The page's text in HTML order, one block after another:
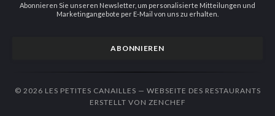
Abonnieren Sie unseren Newsletter, um personalisierte Mitteilungen und
Marketingangebote per E-Mail von uns zu erhalten.
ABONNIEREN
© 2026 LES PETITES CANAILLES — WEBSEITE DES RESTAURANTS
ERSTELLT VON ZENCHEF